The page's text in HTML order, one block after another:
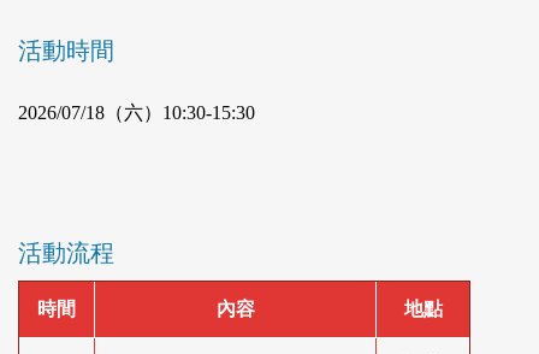
活動時間
2026/07/18（六）10:30-15:30
活動流程
時間 內容 地點